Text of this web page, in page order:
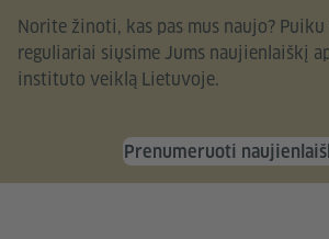
Norite žinoti, kas pas mus naujo? Puiku
reguliariai siųsime Jums naujienlaiškį
instituto veiklą Lietuvoje.
Prenumeruoti